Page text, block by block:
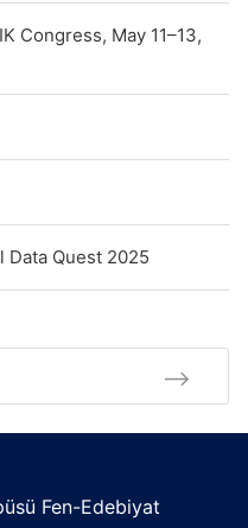
Congress, May 11–13,
Data Quest 2025
Fen-Edebiyat